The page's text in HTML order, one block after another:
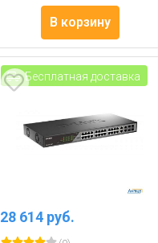
В корзину
Бесплатная доставка
28 614 руб.